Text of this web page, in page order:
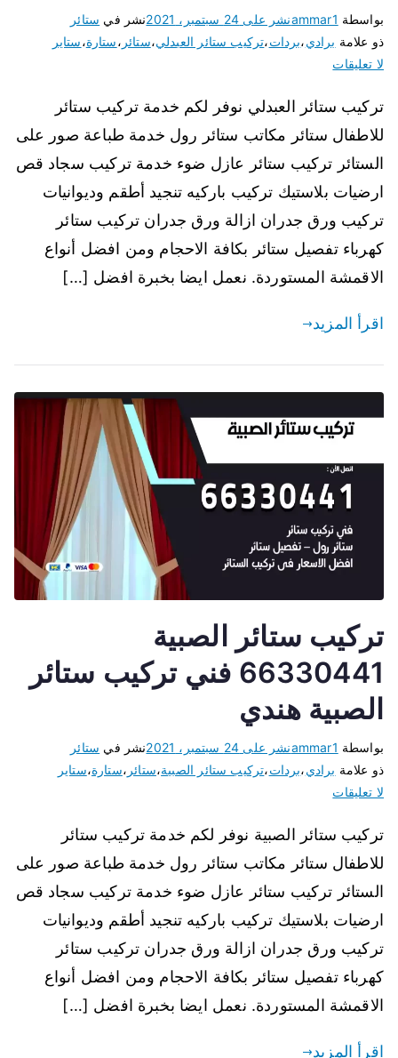
بواسطة ammar1نشر على 24 سبتمبر، 2021 نشر في ستائر
ذو علامة برادي،بردات،تركيب ستائر العبدلي،ستائر ،ستارة،ستاير
لا تعليقات
تركيب ستائر العبدلي نوفر لكم خدمة تركيب ستائر
للاطفال ستائر مكاتب ستائر رول خدمة طباعة صور على
الستائر تركيب ستائر عازل ضوء خدمة تركيب سجاد قص
ارضيات بلاستيك تركيب باركيه تنجيد أطقم وديوانيات
تركيب ورق جدران ازالة ورق جدران تركيب ستائر
كهرباء تفصيل ستائر بكافة الاحجام ومن افضل أنواع
الاقمشة المستوردة. نعمل ايضا بخبرة افضل […]
اقرأ المزيد
تركيب ستائر الصبية
66330441 فني تركيب ستائر
الصبية هندي
بواسطة ammar1نشر على 24 سبتمبر، 2021 نشر في ستائر
ذو علامة برادي،بردات،تركيب ستائر الصبية،ستائر ،ستارة،ستاير
لا تعليقات
تركيب ستائر الصبية نوفر لكم خدمة تركيب ستائر
للاطفال ستائر مكاتب ستائر رول خدمة طباعة صور على
الستائر تركيب ستائر عازل ضوء خدمة تركيب سجاد قص
ارضيات بلاستيك تركيب باركيه تنجيد أطقم وديوانيات
تركيب ورق جدران ازالة ورق جدران تركيب ستائر
كهرباء تفصيل ستائر بكافة الاحجام ومن افضل أنواع
الاقمشة المستوردة. نعمل ايضا بخبرة افضل […]
اقرأ المزيد